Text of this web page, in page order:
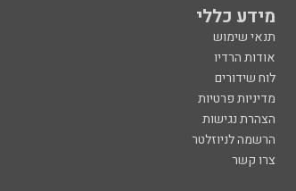
מידע כללי
תנאי שימוש
אודות הרדיו
לוח שידורים
מדיניות פרטיות
הצהרת נגישות
הרשמה לניוזלטר
צרו קשר